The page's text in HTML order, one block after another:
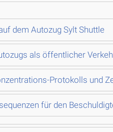
dem Autozug Sylt Shuttle
als öffentlicher
Protokolls und
für den